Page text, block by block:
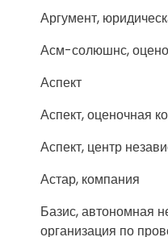
Аргумент,
Асм-солюшнс,
Аспект
Аспект, оценочная
Аспект, центр
Астар, компания
Базис, автономная
организация по